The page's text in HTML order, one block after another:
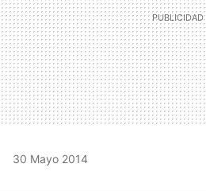
30 Mayo 2014